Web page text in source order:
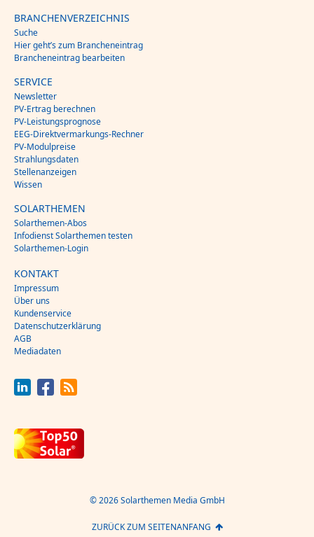
BRANCHENVERZEICHNIS
Suche
Hier geht’s zum Brancheneintrag
Brancheneintrag bearbeiten
SERVICE
Newsletter
PV-Ertrag berechnen
PV-Leistungsprognose
EEG-Direktvermarkungs-Rechner
PV-Modulpreise
Strahlungsdaten
Stellenanzeigen
Wissen
SOLARTHEMEN
Solarthemen-Abos
Infodienst Solarthemen testen
Solarthemen-Login
KONTAKT
Impressum
Über uns
Kundenservice
Datenschutzerklärung
AGB
Mediadaten
© 2026 Solarthemen Media GmbH
ZURÜCK ZUM SEITENANFANG